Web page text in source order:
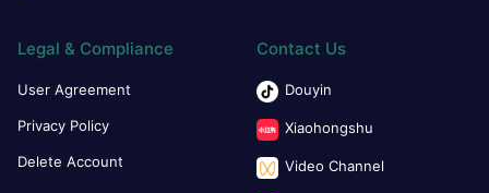
Legal & Compliance
User Agreement
Privacy Policy
Delete Account
Contact Us
Douyin
Xiaohongshu
Video Channel